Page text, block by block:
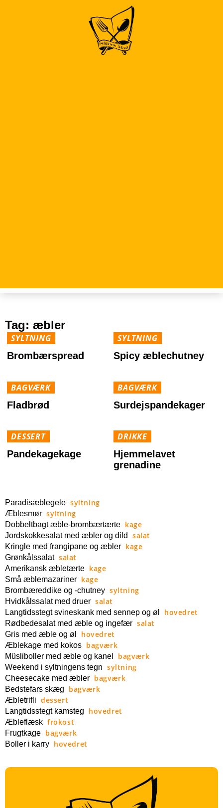
Tag: æbler
SYLTNING
Brombærspread
SYLTNING
Spicy æblechutney
BAGVÆRK
Fladbrød
BAGVÆRK
Surdejspandekager
DESSERT
Pandekagekage
DRIKKE
Hjemmelavet
grenadine
Paradisæblegele syltning
Æblesmør syltning
Dobbeltbagt æble-brombærtærte kage
Jordskokkesalat med æbler og dild salat
Kringle med frangipane og æbler kage
Grønkålssalat salat
Amerikansk æbletærte kage
Små æblemazariner kage
Brombæreddike og -chutney syltning
Hvidkålssalat med druer salat
Langtidsstegt svineskank med sennep og øl hovedret
Rødbedesalat med æble og ingefær salat
Gris med æble og øl hovedret
Æblekage med kokos bagværk
Müsliboller med æble og kanel bagværk
Weekend i syltningens tegn syltning
Cheesecake med æbler bagværk
Bedstefars skæg bagværk
Æbletrifli dessert
Langtidsstegt kamsteg hovedret
Æbleflæsk frokost
Frugtkage bagværk
Boller i karry hovedret